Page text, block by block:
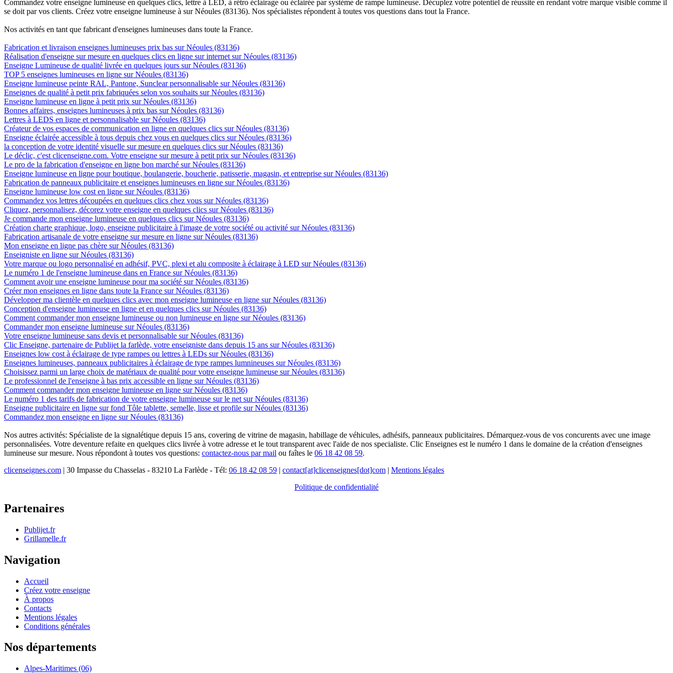
Commandez votre enseigne lumineuse en quelques clics, lettre à LED, à rétro éclairage ou éclairée par système de rampe lumineuse. Décuplez votre potentiel de réussite en rendant votre marque visible comme il
se doit par vos clients. Créez votre enseigne lumineuse à sur Néoules (83136). Nos spécialistes répondent à toutes vos questions dans tout la France.
Nos activités en tant que fabricant d'enseignes lumineuses dans toute la France.
Fabrication et livraison enseignes lumineuses prix bas sur Néoules (83136)
Réalisation d'enseigne sur mesure en quelques clics en ligne sur internet sur Néoules (83136)
Enseigne Lumineuse de qualité livrée en quelques jours sur Néoules (83136)
TOP 5 enseignes lumineuses en ligne sur Néoules (83136)
Enseigne lumineuse peinte RAL, Pantone, Sunclear personnalisable sur Néoules (83136)
Enseignes de qualité à petit prix fabriquées selon vos souhaits sur Néoules (83136)
Enseigne lumineuse en ligne à petit prix sur Néoules (83136)
Bonnes affaires, enseignes lumineuses à prix bas sur Néoules (83136)
Lettres à LEDS en ligne et personnalisable sur Néoules (83136)
Créateur de vos espaces de communication en ligne en quelques clics sur Néoules (83136)
Enseigne éclairée accessible à tous depuis chez vous en quelques clics sur Néoules (83136)
la conception de votre identité visuelle sur mesure en quelques clics sur Néoules (83136)
Le déclic, c'est clicenseigne.com. Votre enseigne sur mesure à petit prix sur Néoules (83136)
Le pro de la fabrication d'enseigne en ligne bon marché sur Néoules (83136)
Enseigne lumineuse en ligne pour boutique, boulangerie, boucherie, patisserie, magasin, et entreprise sur Néoules (83136)
Fabrication de panneaux publicitaire et enseignes lumineuses en ligne sur Néoules (83136)
Enseigne lumineuse low cost en ligne sur Néoules (83136)
Commandez vos lettres découpées en quelques clics chez vous sur Néoules (83136)
Cliquez, personnalisez, décorez votre enseigne en quelques clics sur Néoules (83136)
Je commande mon enseigne lumineuse en quelques clics sur Néoules (83136)
Création charte graphique, logo, enseigne publicitaire à l'image de votre société ou activité sur Néoules (83136)
Fabrication artisanale de votre enseigne sur mesure en ligne sur Néoules (83136)
Mon enseigne en ligne pas chère sur Néoules (83136)
Enseigniste en ligne sur Néoules (83136)
Votre marque ou logo personnalisé en adhésif, PVC, plexi et alu composite à éclairage à LED sur Néoules (83136)
Le numéro 1 de l'enseigne lumineuse dans en France sur Néoules (83136)
Comment avoir une enseigne lumineuse pour ma société sur Néoules (83136)
Créer mon enseignes en ligne dans toute la France sur Néoules (83136)
Développer ma clientèle en quelques clics avec mon enseigne lumineuse en ligne sur Néoules (83136)
Conception d'enseigne lumineuse en ligne et en quelques clics sur Néoules (83136)
Comment commander mon enseigne lumineuse ou non lumineuse en ligne sur Néoules (83136)
Commander mon enseigne lumineuse sur Néoules (83136)
Votre enseigne lumineuse sans devis et personnalisable sur Néoules (83136)
Clic Enseigne, partenaire de Publijet la farlède, votre enseigniste dans depuis 15 ans sur Néoules (83136)
Enseignes low cost à éclairage de type rampes ou lettres à LEDs sur Néoules (83136)
Enseignes lumineuses, panneaux publicitaires à éclairage de type rampes lumnineuses sur Néoules (83136)
Choisissez parmi un large choix de matériaux de qualité pour votre enseigne lumineuse sur Néoules (83136)
Le professionnel de l'enseigne à bas prix accessible en ligne sur Néoules (83136)
Comment commander mon enseigne lumineuse en ligne sur Néoules (83136)
Le numéro 1 des tarifs de fabrication de votre enseigne lumineuse sur le net sur Néoules (83136)
Enseigne publicitaire en ligne sur fond Tôle tablette, semelle, lisse et profile sur Néoules (83136)
Commandez mon enseigne en ligne sur Néoules (83136)
Nos autres activités: Spécialiste de la signalétique depuis 15 ans, covering de vitrine de magasin, habillage de véhicules, adhésifs, panneaux publicitaires. Démarquez-vous de vos concurents avec une image
personnalisées. Votre deventure refaite en quelques clics livrée à votre adresse et le tout transparent avec l'aide de nos specialiste. Clic Enseignes est le numéro 1 dans le domaine de la création d'enseignes
lumineuse sur mesure. Nous répondont à toutes vos questions: contactez-nous par mail ou faîtes le 06 18 42 08 59.
clicenseignes.com | 30 Impasse du Chasselas - 83210 La Farlède - Tél: 06 18 42 08 59 | contact[at]clicenseignes[dot]com | Mentions légales
Politique de confidentialité
Partenaires
Publijet.fr
Grillamelle.fr
Navigation
Accueil
Créez votre enseigne
À propos
Contacts
Mentions légales
Conditions générales
Nos départements
Alpes-Maritimes (06)